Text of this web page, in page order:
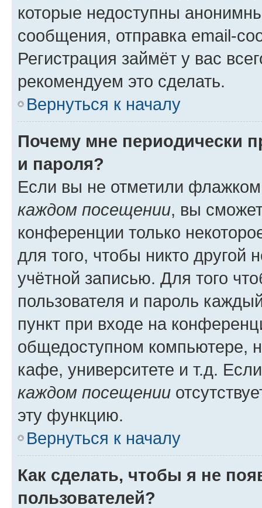
которые недоступны
сообщения, отправка email-
Регистрация займёт у вас
рекомендуем это сделать.
Вернуться к началу
Почему мне периодически
и пароля?
Если вы не отметили
каждом посещении, вы
конференции только
для того, чтобы никто другой
учётной записью. Для того
пользователя и пароль
пункт при входе на
общедоступном компьютере,
кафе, университете и т.д.
каждом посещении
эту функцию.
Вернуться к началу
Как сделать, чтобы я не
пользователей?